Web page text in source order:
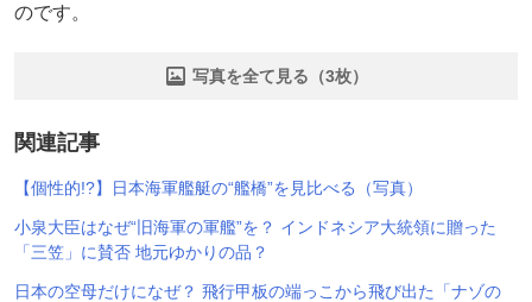
のです。
写真を全て見る（3枚）
関連記事
【個性的!?】日本海軍艦艇の“艦橋”を見比べる（写真）
小泉大臣はなぜ“旧海軍の軍艦”を？ インドネシア大統領に贈った
「三笠」に賛否 地元ゆかりの品？
日本の空母だけになぜ？ 飛行甲板の端っこから飛び出た「ナゾの